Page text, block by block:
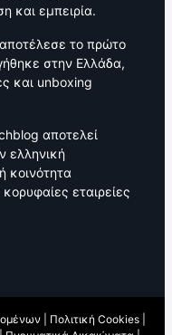
και εμπειρία.
το πρώτο
στην Ελλάδα,
και unboxing
αποτελεί
ελληνική
κοινότητα
εταιρείες
Πολιτική Cookies